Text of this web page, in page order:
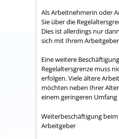
Als Arbeitnehmerin oder
Sie über die
Dies ist allerdings nur
sich mit Ihrem
Eine weitere
Regelaltersgrenze muss
erfolgen. Viele ältere
möchten neben Ihrer
einem geringeren
Weiterbeschäftigung
Arbeitgeber